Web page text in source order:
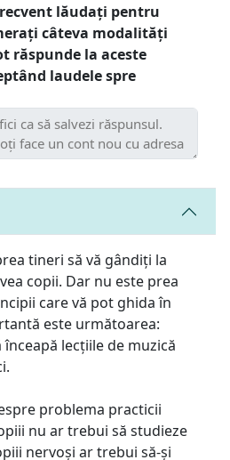
lăudați pentru
câteva modalități
răspunde la aceste
laudele spre
tineri să vă gândiți la
copii. Dar nu este prea
care vă pot ghida în
este următoarea:
lecțiile de muzică
problema practicii
nu ar trebui să studieze
nervoși ar trebui să-și